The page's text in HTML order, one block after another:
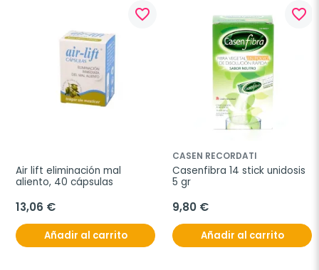
favorite_border
Air lift eliminación mal
aliento, 40 cápsulas
13,06 €
Añadir al carrito
favorite_border
CASEN RECORDATI
Casenfibra 14 stick unidosis
5 gr
9,80 €
Añadir al carrito